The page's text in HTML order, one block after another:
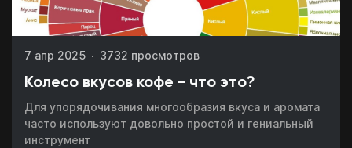
7 апр 2025 3732 просмотров
Колесо вкусов кофе - что это?
Для упорядочивания многообразия вкуса и аромата
часто используют довольно простой и гениальный
инструмент